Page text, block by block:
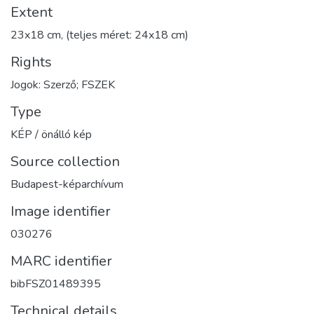
Extent
23x18 cm, (teljes méret: 24x18 cm)
Rights
Jogok: Szerző; FSZEK
Type
KÉP / önálló kép
Source collection
Budapest-képarchívum
Image identifier
030276
MARC identifier
bibFSZ01489395